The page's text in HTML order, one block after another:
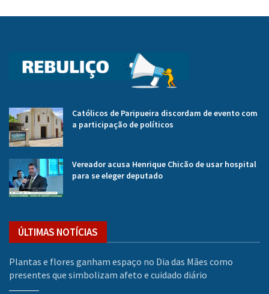
Católicos de Paripueira discordam de evento com
a participação de políticos
Vereador acusa Henrique Chicão de usar hospital
para se eleger deputado
ÚLTIMAS NOTÍCIAS
Plantas e flores ganham espaço no Dia das Mães como
presentes que simbolizam afeto e cuidado diário